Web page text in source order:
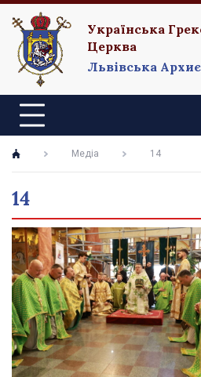
Українська
Церква
Львівська
Медіа 14
14